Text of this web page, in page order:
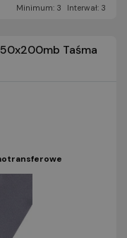
Minimum: 3
Interwał: 3
Taśma